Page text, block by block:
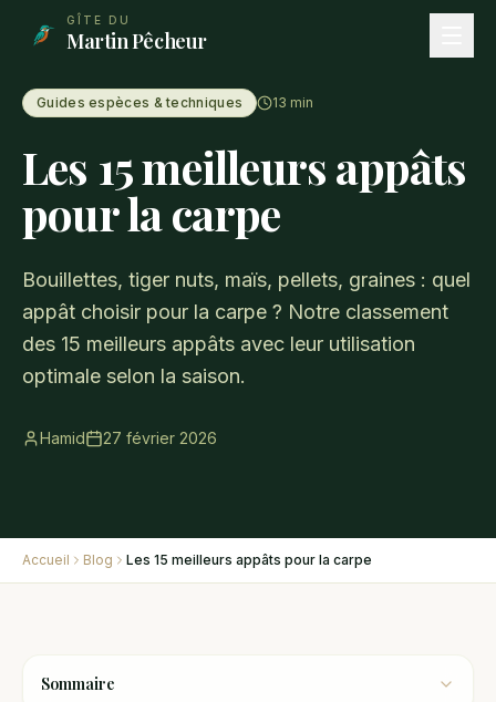
Aller au contenu principal
GÎTE DU
Martin Pêcheur
Guides espèces & techniques 13 min
Les 15 meilleurs appâts
pour la carpe
Bouillettes, tiger nuts, maïs, pellets, graines : quel
appât choisir pour la carpe ? Notre classement
des 15 meilleurs appâts avec leur utilisation
optimale selon la saison.
Hamid 27 février 2026
Accueil Blog Les 15 meilleurs appâts pour la carpe
Sommaire